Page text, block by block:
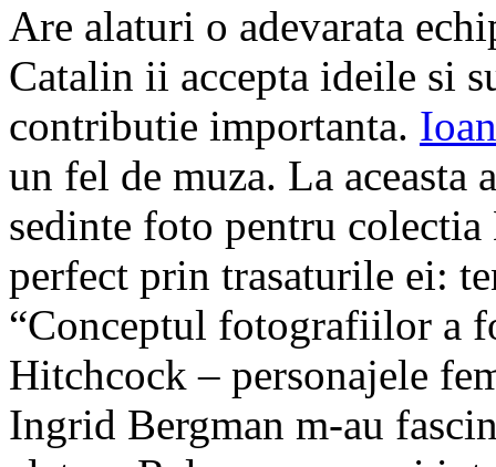
Are alaturi o adevarata
Catalin ii accepta ideile si
contributie importanta.
un fel de muza. La aceasta
sedinte foto pentru
perfect prin trasaturile ei:
“Conceptul fotografiilor a
Hitchcock – personajele
Ingrid Bergman m-au